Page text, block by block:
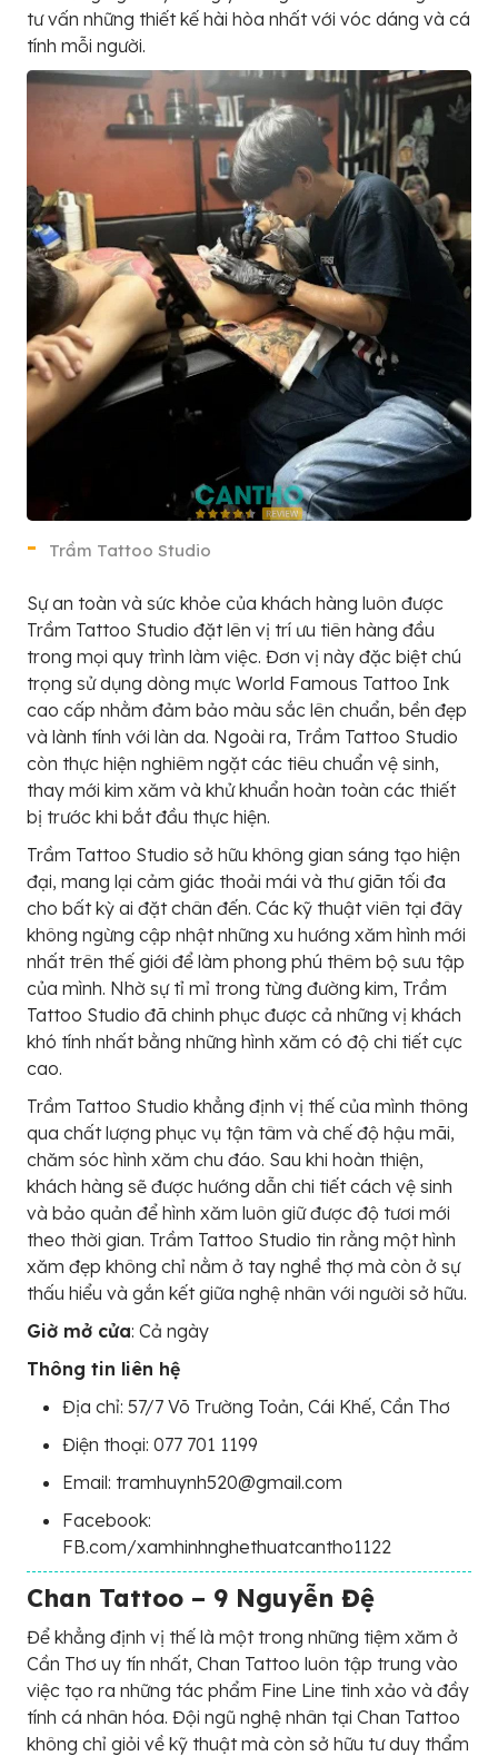
tư vấn những thiết kế hài hòa nhất với vóc dáng và cá
tính mỗi người.
Trầm Tattoo Studio
Sự an toàn và sức khỏe của khách hàng luôn được
Trầm Tattoo Studio đặt lên vị trí ưu tiên hàng đầu
trong mọi quy trình làm việc. Đơn vị này đặc biệt chú
trọng sử dụng dòng mực World Famous Tattoo Ink
cao cấp nhằm đảm bảo màu sắc lên chuẩn, bền đẹp
và lành tính với làn da. Ngoài ra, Trầm Tattoo Studio
còn thực hiện nghiêm ngặt các tiêu chuẩn vệ sinh,
thay mới kim xăm và khử khuẩn hoàn toàn các thiết
bị trước khi bắt đầu thực hiện.
Trầm Tattoo Studio sở hữu không gian sáng tạo hiện
đại, mang lại cảm giác thoải mái và thư giãn tối đa
cho bất kỳ ai đặt chân đến. Các kỹ thuật viên tại đây
không ngừng cập nhật những xu hướng xăm hình mới
nhất trên thế giới để làm phong phú thêm bộ sưu tập
của mình. Nhờ sự tỉ mỉ trong từng đường kim, Trầm
Tattoo Studio đã chinh phục được cả những vị khách
khó tính nhất bằng những hình xăm có độ chi tiết cực
cao.
Trầm Tattoo Studio khẳng định vị thế của mình thông
qua chất lượng phục vụ tận tâm và chế độ hậu mãi,
chăm sóc hình xăm chu đáo. Sau khi hoàn thiện,
khách hàng sẽ được hướng dẫn chi tiết cách vệ sinh
và bảo quản để hình xăm luôn giữ được độ tươi mới
theo thời gian. Trầm Tattoo Studio tin rằng một hình
xăm đẹp không chỉ nằm ở tay nghề thợ mà còn ở sự
thấu hiểu và gắn kết giữa nghệ nhân với người sở hữu.
Giờ mở cửa: Cả ngày
Thông tin liên hệ
Địa chỉ: 57/7 Võ Trường Toản, Cái Khế, Cần Thơ
Điện thoại: 077 701 1199
Email: tramhuynh520@gmail.com
Facebook:
FB.com/xamhinhnghethuatcantho1122
Chan Tattoo – 9 Nguyễn Đệ
Để khẳng định vị thế là một trong những tiệm xăm ở
Cần Thơ uy tín nhất, Chan Tattoo luôn tập trung vào
việc tạo ra những tác phẩm Fine Line tinh xảo và đầy
tính cá nhân hóa. Đội ngũ nghệ nhân tại Chan Tattoo
không chỉ giỏi về kỹ thuật mà còn sở hữu tư duy thẩm